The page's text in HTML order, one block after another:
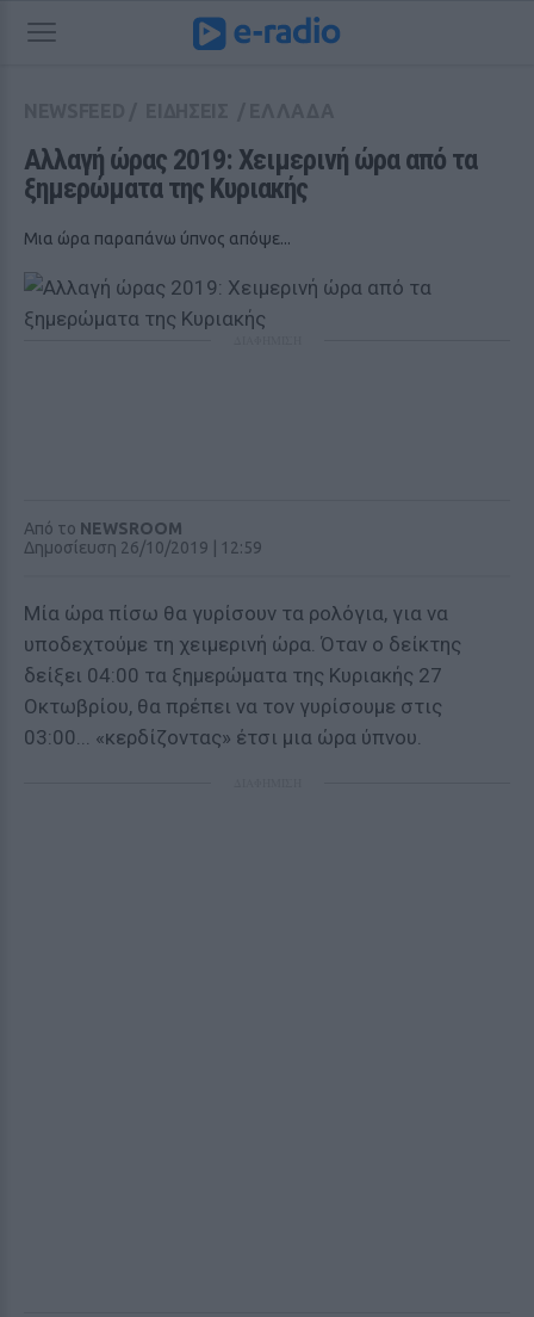
Αλλαγή ώρας 2019: Χειμερινή ώρα από τα
ξημερώματα της Κυριακής
Μια ώρα παραπάνω ύπνος απόψε...
Από το NEWSROOM
Δημοσίευση 26/10/2019 | 12:59
Μία ώρα πίσω θα γυρίσουν τα ρολόγια, για να
υποδεχτούμε τη χειμερινή ώρα. Όταν ο δείκτης
δείξει 04:00 τα ξημερώματα της Κυριακής 27
Οκτωβρίου, θα πρέπει να τον γυρίσουμε στις
03:00... «κερδίζοντας» έτσι μια ώρα ύπνου.